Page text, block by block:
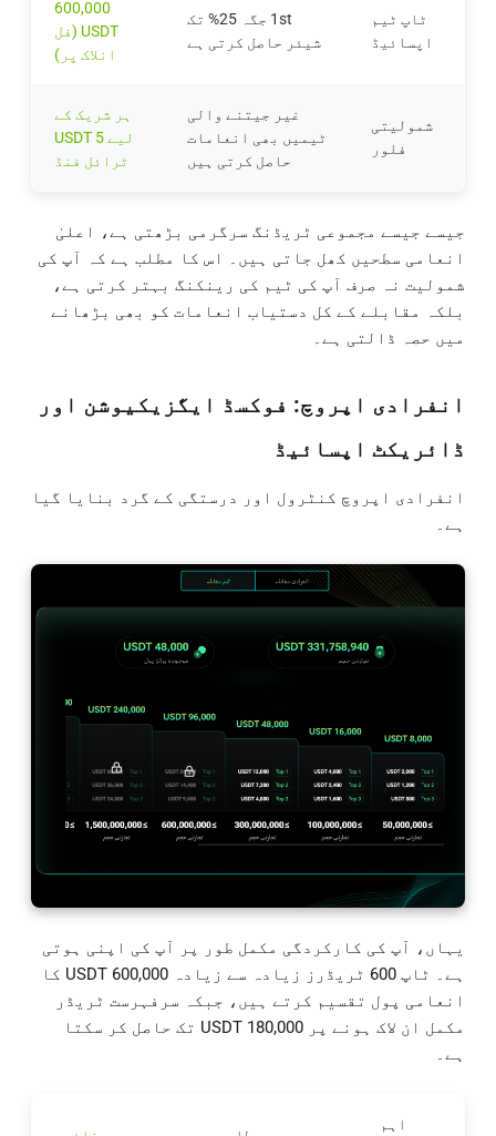
ٹاپ ٹیم
اپسائیڈ
1st جگہ 25% تک
شیئر حاصل کرتی ہے
600,000
USDT (فل
انلاک پر)
شمولیتی
فلور
غیر جیتنے والی
ٹیمیں بھی انعامات
حاصل کرتی ہیں
ہر شریک کے
لیے 5 USDT
ٹرائل فنڈ
جیسے جیسے مجموعی ٹریڈنگ سرگرمی بڑھتی ہے، اعلیٰ
انعامی سطحیں کھل جاتی ہیں۔ اس کا مطلب ہے کہ آپ کی
شمولیت نہ صرف آپ کی ٹیم کی رینکنگ بہتر کرتی ہے،
بلکہ مقابلے کے کل دستیاب انعامات کو بھی بڑھانے
میں حصہ ڈالتی ہے۔
انفرادی اپروچ: فوکسڈ ایگزیکیوشن اور
ڈائریکٹ اپسائیڈ
انفرادی اپروچ کنٹرول اور درستگی کے گرد بنایا گیا
ہے۔
یہاں، آپ کی کارکردگی مکمل طور پر آپ کی اپنی ہوتی
ہے۔ ٹاپ 600 ٹریڈرز زیادہ سے زیادہ 600,000 USDT کا
انعامی پول تقسیم کرتے ہیں، جبکہ سرفہرست ٹریڈر
مکمل ان لاک ہونے پر 180,000 USDT تک حاصل کر سکتا
ہے۔
اہم